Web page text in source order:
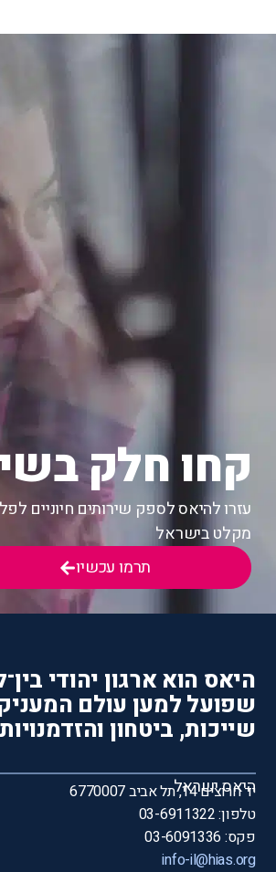
קחו חלק
עזרו להיאס לספק שירותים חיוניים
מקלט בישראל
תרמו עכשיו
היאס הוא ארגון יהודי
שפועל למען עולם
שייכות, ביטחון
היאס ישראל
יד חרוצים 14, תל אביב 6770007
טלפון: 03-6911322
פקס: 03-6091336
info-il@hias.org